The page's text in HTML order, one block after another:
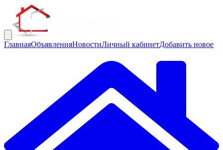
ГлавнаяОбъявленияНовостиЛичный кабинетДобавить новое